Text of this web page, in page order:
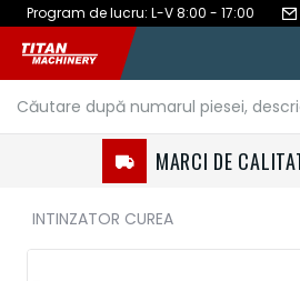
Program de lucru: L-V 8:00 - 17:00
Mergeți
la
Conținut
MARCI DE
INTINZATOR CUREA